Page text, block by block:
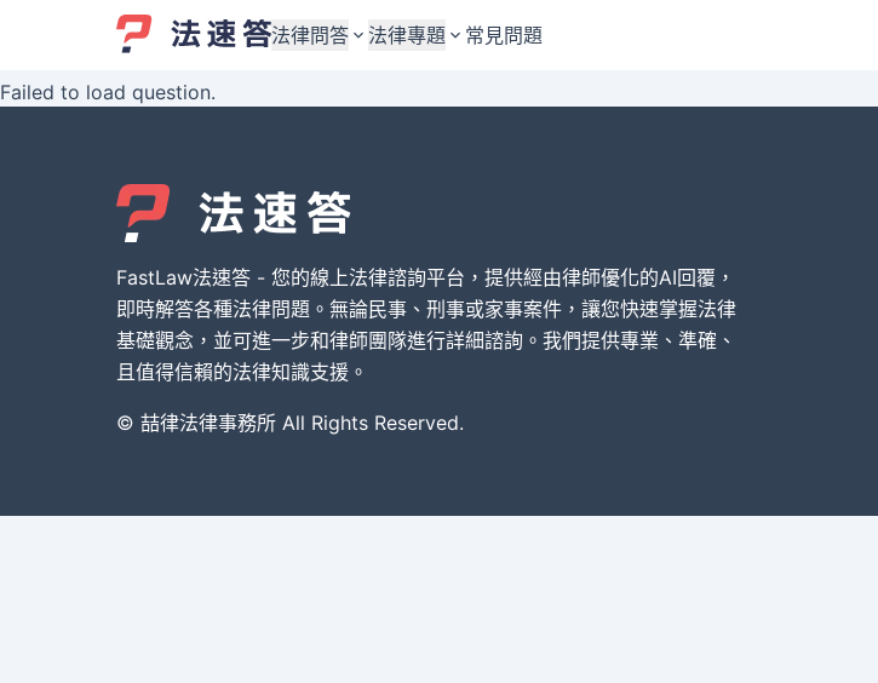
法律問答
婚姻與監護權
債務與債權
刑事犯罪案件
其他案件類型
法律專題
婚姻與監護權
債務與債權
刑事犯罪案件
其他案件類型
常見問題
Failed to load question.
FastLaw法速答 - 您的線上法律諮詢平台，提供經由律師優化的AI回覆，
即時解答各種法律問題。無論民事、刑事或家事案件，讓您快速掌握法律
基礎觀念，並可進一步和律師團隊進行詳細諮詢。我們提供專業、準確、
且值得信賴的法律知識支援。
© 喆律法律事務所 All Rights Reserved.